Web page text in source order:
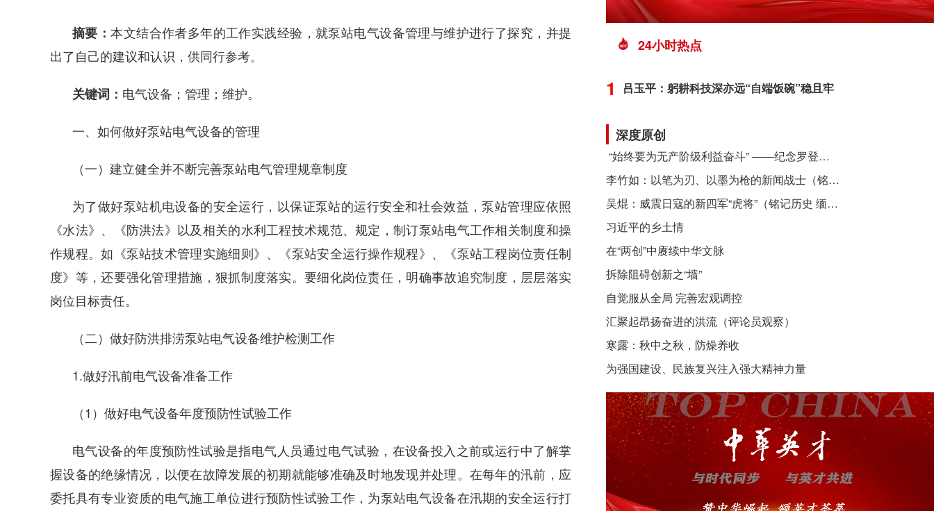
摘要：本文结合作者多年的工作实践经验，就泵站电气设备管理与维护进行了探究，并提
出了自己的建议和认识，供同行参考。
关键词： 电气设备；管理；维护。
一、如何做好泵站电气设备的管理
（一）建立健全并不断完善泵站电气管理规章制度
为了做好泵站机电设备的安全运行，以保证泵站的运行安全和社会效益，泵站管理应依照
《水法》、《防洪法》以及相关的水利工程技术规范、规定，制订泵站电气工作相关制度和操
作规程。如《泵站技术管理实施细则》、《泵站安全运行操作规程》、《泵站工程岗位责任制
度》等，还要强化管理措施，狠抓制度落实。要细化岗位责任，明确事故追究制度，层层落实
岗位目标责任。
（二）做好防洪排涝泵站电气设备维护检测工作
1.做好汛前电气设备准备工作
（1）做好电气设备年度预防性试验工作
电气设备的年度预防性试验是指电气人员通过电气试验，在设备投入之前或运行中了解掌
握设备的绝缘情况，以便在故障发展的初期就能够准确及时地发现并处理。在每年的汛前，应
委托具有专业资质的电气施工单位进行预防性试验工作，为泵站电气设备在汛期的安全运行打
24小时热点
1 吕玉平：躬耕科技深亦远“自端饭碗”稳且牢
深度原创
​ “始终要为无产阶级利益奋斗” ——纪念罗登贤同志诞辰120周年
李竹如：以笔为刃、以墨为枪的新闻战士（铭记历史 缅怀先烈·抗日英雄）
吴焜：威震日寇的新四军“虎将”（铭记历史 缅怀先烈·抗日英雄）
习近平的乡土情
在“两创”中赓续中华文脉
拆除阻碍创新之“墙”
自觉服从全局 完善宏观调控
汇聚起昂扬奋进的洪流（评论员观察）
寒露：秋中之秋，防燥养收
为强国建设、民族复兴注入强大精神力量